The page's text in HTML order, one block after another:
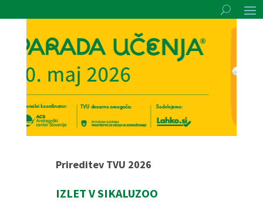
Prireditev TVU 2026
IZLET V SIKALUZOO